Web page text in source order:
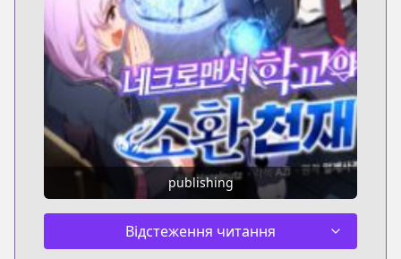
publishing
Відстеження читання